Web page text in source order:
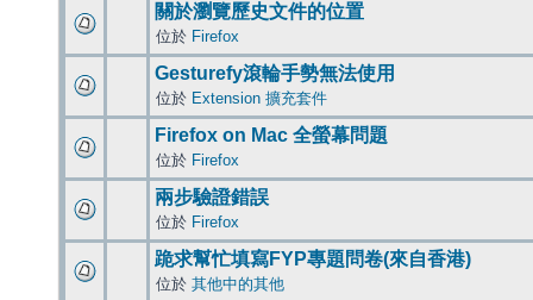
關於瀏覽歷史文件的位置
位於 Firefox
Gesturefy滾輪手勢無法使用
位於 Extension 擴充套件
Firefox on Mac 全螢幕問題
位於 Firefox
兩步驗證錯誤
位於 Firefox
跪求幫忙填寫FYP專題問卷(來自香港)
位於 其他中的其他